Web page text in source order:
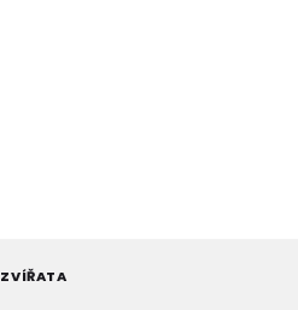
ZVÍŘATA